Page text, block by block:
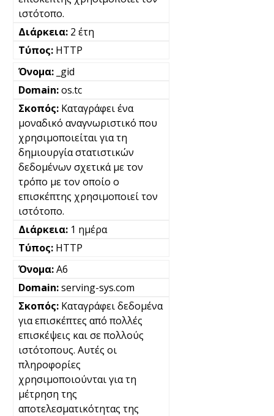
ιστότοπο.
2 έτη
HTTP
_gid
os.tc
Καταγράφει ένα
μοναδικό αναγνωριστικό που
χρησιμοποιείται για τη
δημιουργία στατιστικών
δεδομένων σχετικά με τον
τρόπο με τον οποίο ο
επισκέπτης χρησιμοποιεί τον
ιστότοπο.
1 ημέρα
HTTP
A6
serving-sys.com
Καταγράφει δεδομένα
για επισκέπτες από πολλές
επισκέψεις και σε πολλούς
ιστότοπους. Αυτές οι
πληροφορίες
χρησιμοποιούνται για τη
μέτρηση της
αποτελεσματικότητας της